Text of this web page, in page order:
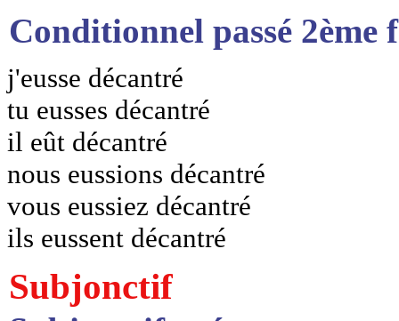
Conditionnel passé 2ème
j'eusse décantré
tu eusses décantré
il eût décantré
nous eussions décantré
vous eussiez décantré
ils eussent décantré
Subjonctif